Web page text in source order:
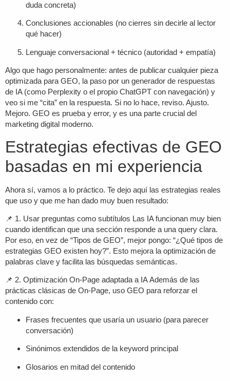
duda concreta)
Conclusiones accionables (no cierres sin decirle al lector
qué hacer)
Lenguaje conversacional + técnico (autoridad + empatía)
Algo que hago personalmente: antes de publicar cualquier pieza
optimizada para GEO, la paso por un generador de respuestas
de IA (como Perplexity o el propio ChatGPT con navegación) y
veo si me “cita” en la respuesta. Si no lo hace, reviso. Ajusto.
Mejoro. GEO es prueba y error, y es una parte crucial del
marketing digital moderno.
Estrategias efectivas de GEO
basadas en mi experiencia
Ahora sí, vamos a lo práctico. Te dejo aquí las estrategias reales
que uso y que me han dado muy buen resultado:
📌 1. Usar preguntas como subtítulos Las IA funcionan muy bien
cuando identifican que una sección responde a una query clara.
Por eso, en vez de “Tipos de GEO”, mejor pongo: “¿Qué tipos de
estrategias GEO existen hoy?”. Esto mejora la optimización de
palabras clave y facilita las búsquedas semánticas.
📌 2. Optimización On-Page adaptada a IAAdemás de las
prácticas clásicas de On-Page, uso GEO para reforzar el
contenido con:
Frases frecuentes que usaría un usuario (para parecer
conversación)
Sinónimos extendidos de la keyword principal
Glosarios en mitad del contenido